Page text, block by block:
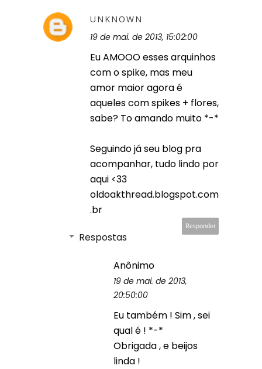
UNKNOWN
19 de mai. de 2013, 15:02:00
Eu AMOOO esses arquinhos
com o spike, mas meu
amor maior agora é
aqueles com spikes + flores,
sabe? To amando muito *-*
Seguindo já seu blog pra
acompanhar, tudo lindo por
aqui <33
oldoakthread.blogspot.com
.br
Responder
Respostas
Anônimo
19 de mai. de 2013,
20:50:00
Eu também ! Sim , sei
qual é ! *-*
Obrigada , e beijos
linda !